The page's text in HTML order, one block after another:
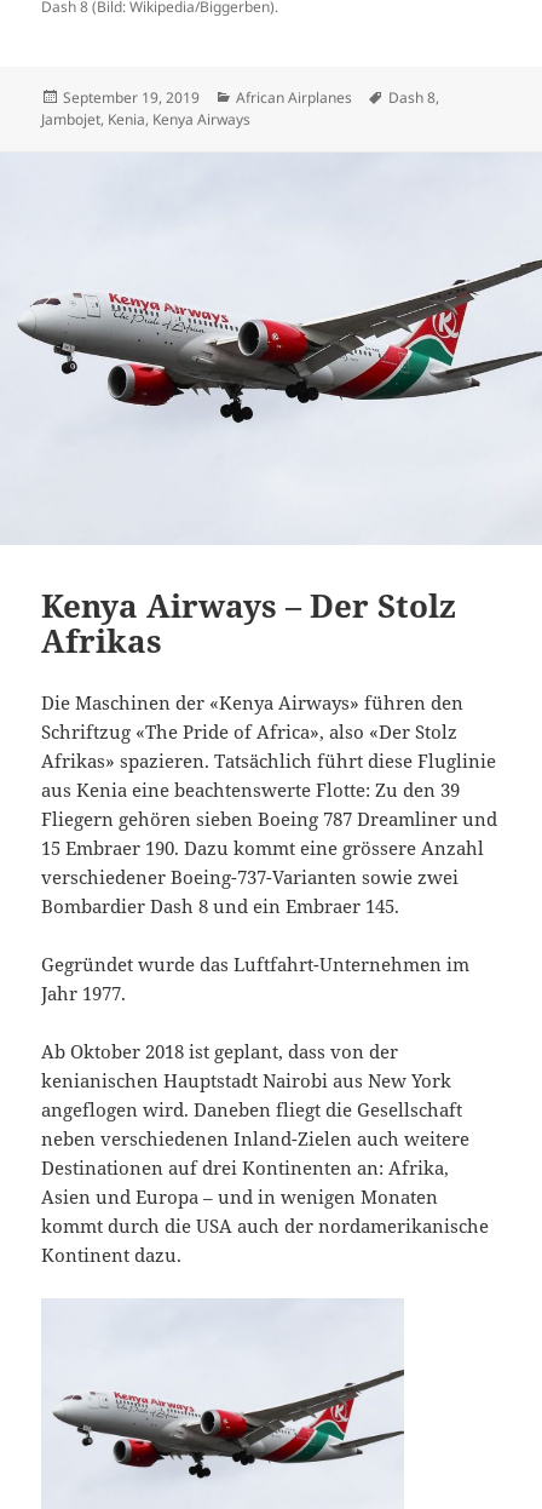
Dash 8 (Bild: Wikipedia/Biggerben).
Veröffentlicht
am
September 19, 2019 Kategorien
African Airplanes Schlagwörter
Dash 8,
Jambojet, Kenia, Kenya Airways
Kenya Airways – Der Stolz
Afrikas
Die Maschinen der «Kenya Airways» führen den
Schriftzug «The Pride of Africa», also «Der Stolz
Afrikas» spazieren. Tatsächlich führt diese Fluglinie
aus Kenia eine beachtenswerte Flotte: Zu den 39
Fliegern gehören sieben Boeing 787 Dreamliner und
15 Embraer 190. Dazu kommt eine grössere Anzahl
verschiedener Boeing-737-Varianten sowie zwei
Bombardier Dash 8 und ein Embraer 145.
Gegründet wurde das Luftfahrt-Unternehmen im
Jahr 1977.
Ab Oktober 2018 ist geplant, dass von der
kenianischen Hauptstadt Nairobi aus New York
angeflogen wird. Daneben fliegt die Gesellschaft
neben verschiedenen Inland-Zielen auch weitere
Destinationen auf drei Kontinenten an: Afrika,
Asien und Europa – und in wenigen Monaten
kommt durch die USA auch der nordamerikanische
Kontinent dazu.